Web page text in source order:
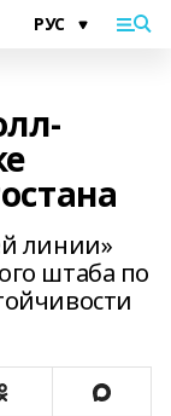
линии»
штаба по